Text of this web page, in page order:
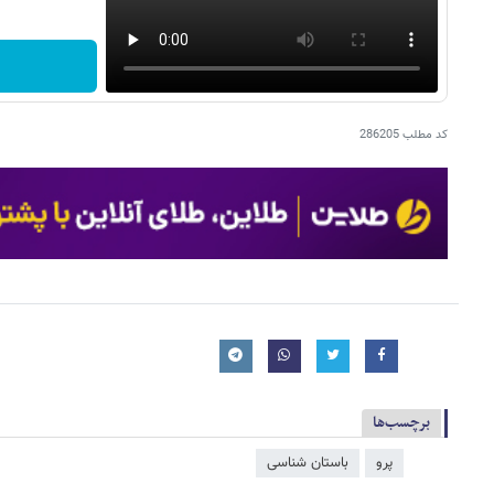
کد مطلب286205
برچسب‌ها
پرو باستان شناسی